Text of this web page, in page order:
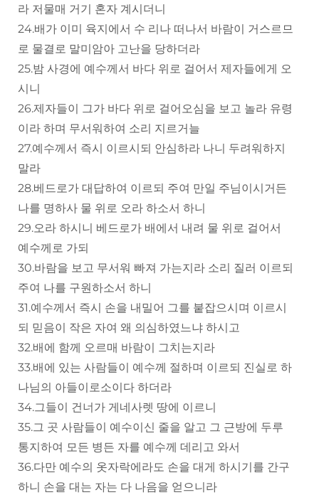
라 저물매 거기 혼자 계시더니
24.배가 이미 육지에서 수 리나 떠나서 바람이 거스르므
로 물결로 말미암아 고난을 당하더라
25.밤 사경에 예수께서 바다 위로 걸어서 제자들에게 오
시니
26.제자들이 그가 바다 위로 걸어오심을 보고 놀라 유령
이라 하며 무서워하여 소리 지르거늘
27.예수께서 즉시 이르시되 안심하라 나니 두려워하지
말라
28.베드로가 대답하여 이르되 주여 만일 주님이시거든
나를 명하사 물 위로 오라 하소서 하니
29.오라 하시니 베드로가 배에서 내려 물 위로 걸어서
예수께로 가되
30.바람을 보고 무서워 빠져 가는지라 소리 질러 이르되
주여 나를 구원하소서 하니
31.예수께서 즉시 손을 내밀어 그를 붙잡으시며 이르시
되 믿음이 작은 자여 왜 의심하였느냐 하시고
32.배에 함께 오르매 바람이 그치는지라
33.배에 있는 사람들이 예수께 절하며 이르되 진실로 하
나님의 아들이로소이다 하더라
34.그들이 건너가 게네사렛 땅에 이르니
35.그 곳 사람들이 예수이신 줄을 알고 그 근방에 두루
통지하여 모든 병든 자를 예수께 데리고 와서
36.다만 예수의 옷자락에라도 손을 대게 하시기를 간구
하니 손을 대는 자는 다 나음을 얻으니라